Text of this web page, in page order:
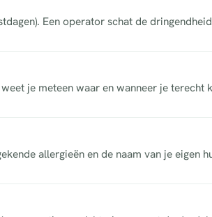
Een operator schat de
je meteen waar en wanneer je terecht
allergieën en de naam van je eigen